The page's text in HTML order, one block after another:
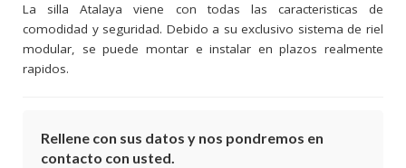
La silla Atalaya viene con todas las caracteristicas de
comodidad y seguridad. Debido a su exclusivo sistema de riel
modular, se puede montar e instalar en plazos realmente
rapidos.
Rellene con sus datos y nos pondremos en
contacto con usted.